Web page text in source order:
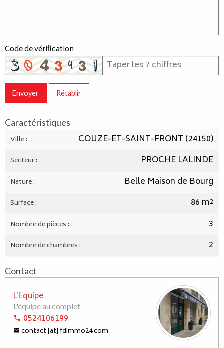
Code de vérification
Envoyer Rétablir
Caractéristiques
Ville :
COUZE-ET-SAINT-FRONT (24150)
Secteur : PROCHE LALINDE
Nature : Belle Maison de Bourg
Surface : 86 m²
Nombre de pièces : 3
Nombre de chambres : 2
Contact
L'Equipe
L'équipe au complet
0524106199
contact [at] fdimmo24.com